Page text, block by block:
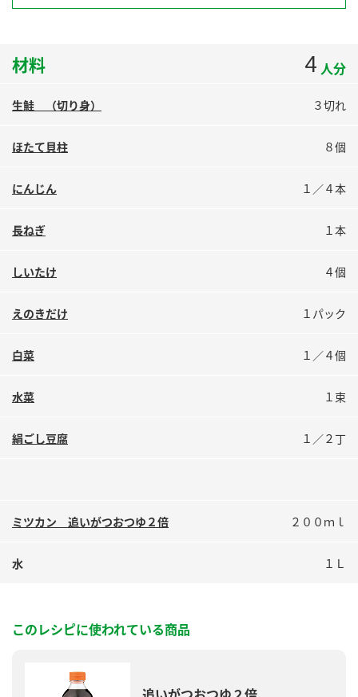
すしラボ
納豆の豆知識
ロングセラー商品 ＋ おすすめレシピ
ミツカン公式通販
材料 4 人分
生鮭 （切り身） ３切れ
ほたて貝柱 ８個
にんじん １／４本
長ねぎ １本
しいたけ ４個
えのきだけ １パック
白菜 １／４個
水菜 １束
絹ごし豆腐 １／２丁
ミツカン 追いがつおつゆ２倍 ２００ｍｌ
水 １Ｌ
このレシピに使われている商品